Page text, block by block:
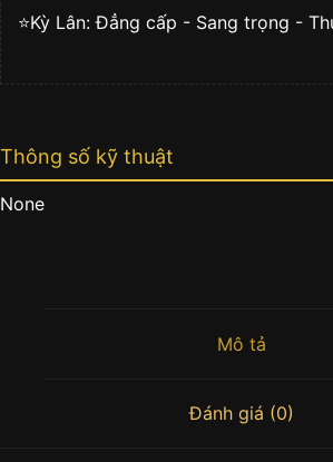
⭐️Kỳ Lân: Đẳng cấp - Sang trọng -
Thông số kỹ thuật
None
Mô tả
Đánh giá (0)